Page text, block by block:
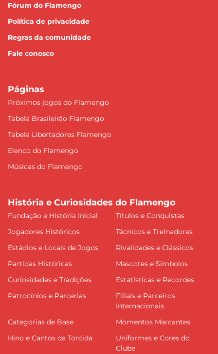
Fórum do Flamengo
Política de privacidade
Regras da comunidade
Fale conosco
Páginas
Próximos jogos do Flamengo
Tabela Brasileirão Flamengo
Tabela Libertadores Flamengo
Elenco do Flamengo
Músicas do Flamengo
História e Curiosidades do Flamengo
Fundação e História Inicial
Títulos e Conquistas
Jogadores Históricos
Técnicos e Treinadores
Estádios e Locais de Jogos
Rivalidades e Clássicos
Partidas Históricas
Mascotes e Símbolos
Curiosidades e Tradições
Estatísticas e Recordes
Patrocínios e Parcerias
Filiais e Parceiros
Internacionais
Categorias de Base
Momentos Marcantes
Hino e Cantos da Torcida
Uniformes e Cores do
Clube